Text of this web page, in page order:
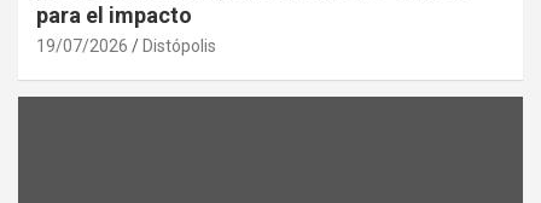
para el impacto
19/07/2026 Distópolis